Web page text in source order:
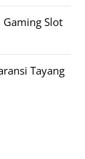
Gaming Slot
Tayang